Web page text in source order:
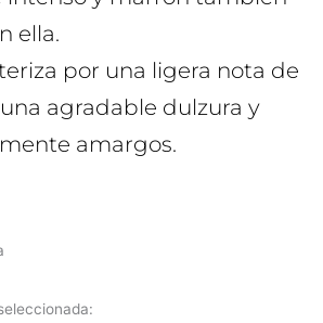
ella.
por una ligera nota de
agradable dulzura y
amargos.